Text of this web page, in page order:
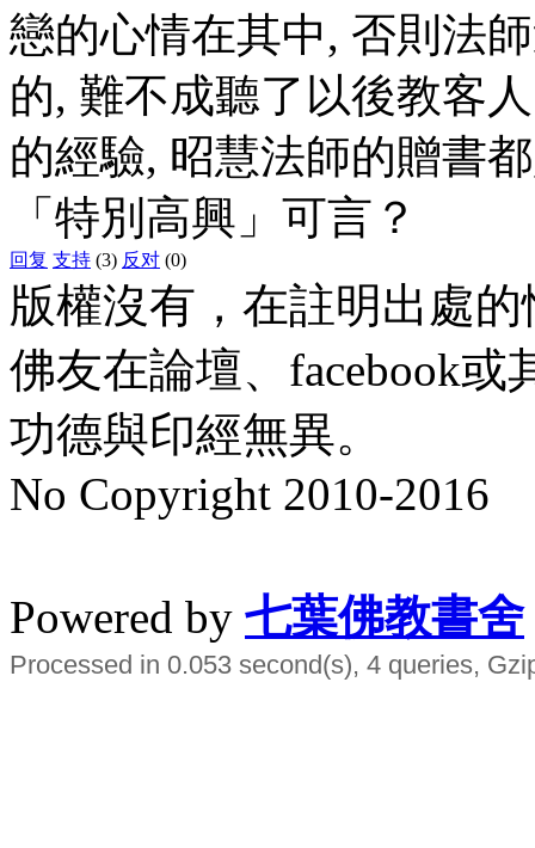
戀的心情在其中, 否則法
的, 難不成聽了以後教客
的經驗, 昭慧法師的贈書
「特別高興」可言？
回复 支持 (3) 反对 (0)
版權沒有，在註明出處
佛友在論壇、facebook
功德與印經無異。
No Copyright 2010-2016
Powered by 七葉佛教書舍
Processed in 0.053 second(s), 4 queries,